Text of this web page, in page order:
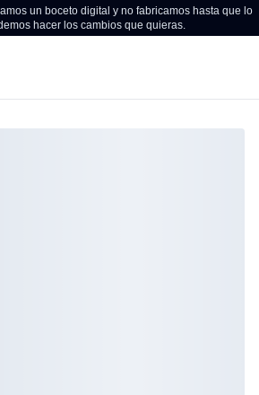
un boceto digital y no fabricamos hasta que lo
hacer los cambios que quieras.